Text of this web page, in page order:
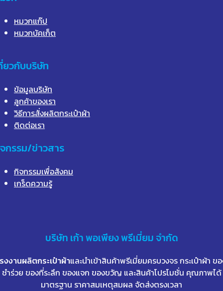
หมวกแก๊ป
หมวกบัคเก็ต
ยวกับบริษัท
ข้อมูลบริษัท
ลูกค้าของเรา
วิธีการสั่งผลิตกระเป๋าผ้า
ติดต่อเรา
กรรม/ข่าวสาร
กิจกรรมเพื่อสังคม
เกร็ดความรู้
บริษัท เก้าพอเพียง พรีเมี่ยม จำกัด
งงานผลิตกระเป๋าผ้าและนำเข้าสินค้าพรีเมี่ยมครบวงจร กระเป๋าผ้า ข
ชำร่วย ของที่ระลึก ของแจก ของขวัญ และสินค้าโปรโมชั่น คุณภาพได้
มาตรฐาน ราคาสมเหตุสมผล จัดส่งตรงเวลา